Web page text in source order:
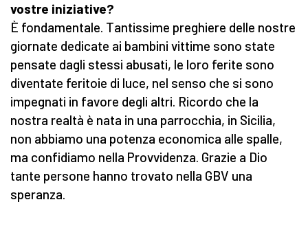
vostre iniziative?
È fondamentale. Tantissime preghiere delle nostre
giornate dedicate ai bambini vittime sono state
pensate dagli stessi abusati, le loro ferite sono
diventate feritoie di luce, nel senso che si sono
impegnati in favore degli altri. Ricordo che la
nostra realtà è nata in una parrocchia, in Sicilia,
non abbiamo una potenza economica alle spalle,
ma confidiamo nella Provvidenza. Grazie a Dio
tante persone hanno trovato nella GBV una
speranza.